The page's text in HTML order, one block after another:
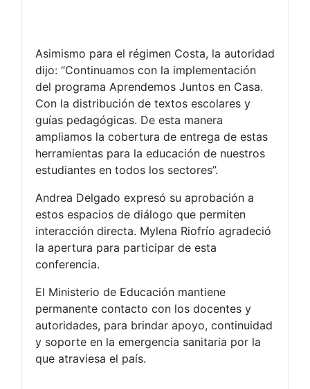
Asimismo para el régimen Costa, la autoridad
dijo: “Continuamos con la implementación
del programa Aprendemos Juntos en Casa.
Con la distribución de textos escolares y
guías pedagógicas. De esta manera
ampliamos la cobertura de entrega de estas
herramientas para la educación de nuestros
estudiantes en todos los sectores”.
Andrea Delgado expresó su aprobación a
estos espacios de diálogo que permiten
interacción directa. Mylena Riofrío agradeció
la apertura para participar de esta
conferencia.
El Ministerio de Educación mantiene
permanente contacto con los docentes y
autoridades, para brindar apoyo, continuidad
y soporte en la emergencia sanitaria por la
que atraviesa el país.